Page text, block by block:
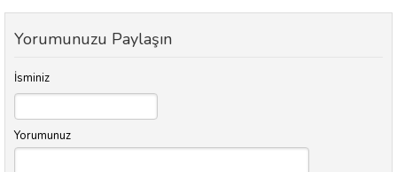
Yorumunuzu Paylaşın
İsminiz
Yorumunuz